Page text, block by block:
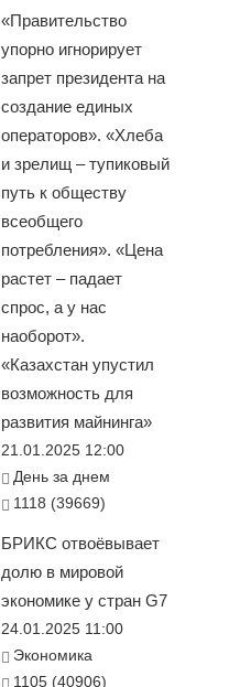
«Правительство
упорно игнорирует
запрет президента на
создание единых
операторов». «Хлеба
и зрелищ – тупиковый
путь к обществу
всеобщего
потребления». «Цена
растет – падает
спрос, а у нас
наоборот».
«Казахстан упустил
возможность для
развития майнинга»
21.01.2025 12:00
День за днем
1118 (39669)
БРИКС отвоёвывает
долю в мировой
экономике у стран G7
24.01.2025 11:00
Экономика
1105 (40906)